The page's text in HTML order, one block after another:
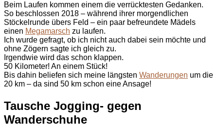
Beim Laufen kommen einem die verrücktesten Gedanken.
So beschlossen 2018 – während ihrer morgendlichen
Stöckelrunde übers Feld – ein paar befreundete Mädels
einen Megamarsch zu laufen.
Ich wurde gefragt, ob ich nicht auch dabei sein möchte und
ohne Zögern sagte ich gleich zu.
Irgendwie wird das schon klappen.
50 Kilometer! An einem Stück!
Bis dahin beliefen sich meine längsten Wanderungen um die
20 km – da sind 50 km schon eine Ansage!
Tausche Jogging- gegen
Wanderschuhe